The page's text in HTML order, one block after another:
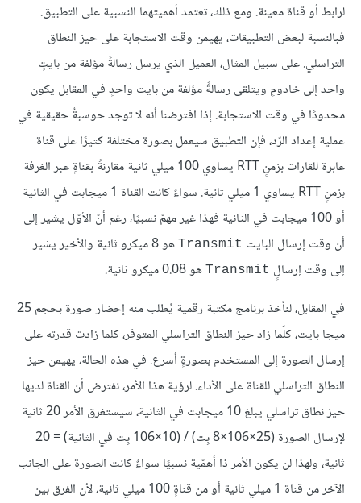
لرابط أو قناة معينة. ومع ذلك، تعتمد أهميتهما النسبية على التطبيق.
فبالنسبة لبعض التطبيقات، يهيمن وقت الاستجابة على حيز النطاق
التراسلي. على سبيل المثال، العميل الذي يرسل رسالةً مؤلفة من بايتٍ
واحد إلى خادومٍ ويتلقى رسالةً مؤلفة من بايت واحدٍ في المقابل يكون
محدودًا في وقت الاستجابة. إذا افترضنا أنه لا توجد حوسبةٌ حقيقية في
عملية إعداد الرّد، فإن التطبيق سيعمل بصورة مختلفة كثيرًا على قناة
عابرة للقارات بزمنٍ RTT يساوي 100 ميلي ثانية مقارنةً بقناةٍ عبر الغرفة
بزمنٍ RTT يساوي 1 ميلي ثانية. سواءٌ كانت القناة 1 ميجابت في الثانية
أو 100 ميجابت في الثانية فهذا غير مهمّ نسبيًا، رغم أنّ الأوّل يشير إلى
أن وقت إرسال البايت Transmit
هو 8 ميكرو ثانية والأخير يشير
إلى وقت إرسالٍ Transmit هو 0.08 ميكرو ثانية.
في المقابل، لنأخذ برنامج مكتبة رقمية يُطلب منه إحضار صورة بحجم 25
ميجا بايت، كلّما زاد حيز النطاق التراسلي المتوفر، كلما زادت قدرته على
إرسال الصورة إلى المستخدم بصورةٍ أسرع. في هذه الحالة، يهيمن حيز
النطاق التراسلي للقناة على الأداء. لرؤية هذا الأمر، نفترض أن القناة لديها
حيز نطاق تراسلي يبلغ 10 ميجابت في الثانية، سيستغرق الأمر 20 ثانية
لإرسال الصورة (25×106×8 بِت) / (10×106 بِت في الثانية) = 20
ثانية، ولهذا لن يكون الأمر ذا أهمّية نسبيًا سواءٌ كانت الصورة على الجانب
الآخر من قناة 1 ميلي ثانية أو من قناةٍ 100 ميلي ثانية، لأن الفرق بين